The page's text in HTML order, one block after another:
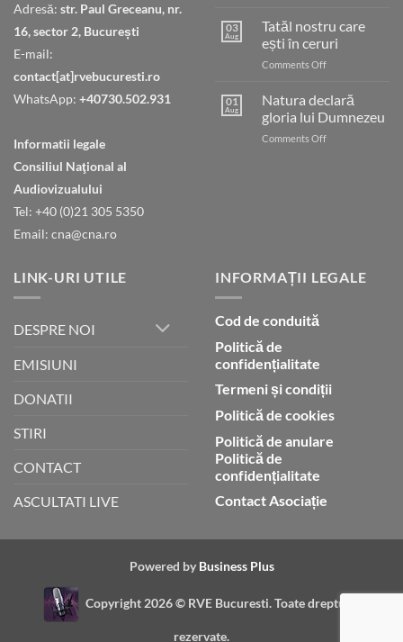
Adresă: str. Paul Greceanu, nr.
16, sector 2, București
E-mail:
contact[at]rvebucuresti.ro
WhatsApp: +40730.502.931
Informatii legale
Consiliul Naţional al
Audiovizualului
Tel: +40 (0)21 305 5350
Email: cna@cna.ro
03
Aug
Tatăl nostru care
ești în ceruri
Comments Offon
nostru
care
ești
în
01
Aug
Natura declară
gloria lui Dumnezeu
Comments Offon
LINK-URI UTILE
DESPRE NOI
EMISIUNI
DONATII
STIRI
CONTACT
ASCULTATI LIVE
INFORMAȚII LEGALE
Cod de conduită
Politică de
confidențialitate
Termeni și condiții
Politică de cookies
Politică de anulare
Politică de
confidențialitate
Contact Asociație
Powered by Business Plus
Copyright 2026 © RVE Bucuresti. Toate drepturile
rezervate.